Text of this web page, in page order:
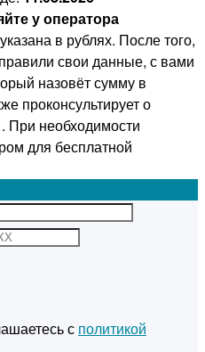
у оператора
в рублях. После того,
свои данные, с вами
назовёт сумму в
проконсультирует о
При необходимости
для бесплатной
с политикой